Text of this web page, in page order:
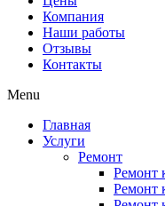
Компания
Наши работы
Отзывы
Контакты
Menu
Главная
Услуги
Ремонт
Ремонт
Ремонт